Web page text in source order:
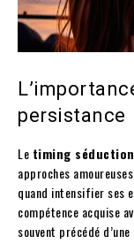
persistance
Le timing séduction
approches
quand intensifier ses
compétence acquise
souvent précédé